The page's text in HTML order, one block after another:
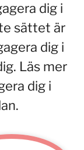
dig i
sättet är
dig i
Läs mer
dig i